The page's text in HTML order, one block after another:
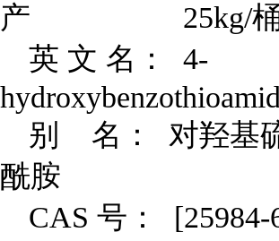
产 25kg/
英 文 名： 4-
别 名： 对羟基
酰胺
CAS 号： [25984-